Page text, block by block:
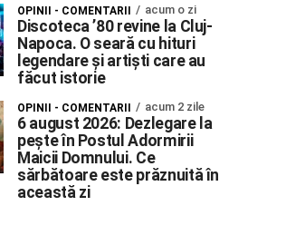
OPINII - COMENTARII acum o zi
Discoteca ’80 revine la Cluj-
Napoca. O seară cu hituri
legendare și artiști care au
făcut istorie
OPINII - COMENTARII acum 2 zile
6 august 2026: Dezlegare la
pește în Postul Adormirii
Maicii Domnului. Ce
sărbătoare este prăznuită în
această zi